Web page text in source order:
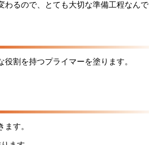
わるので、とても大切な準備工程なんで
割を持つプライマーを塗ります。
す。